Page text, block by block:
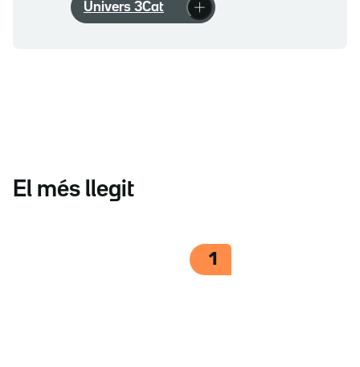
Univers 3Cat
El més llegit
1